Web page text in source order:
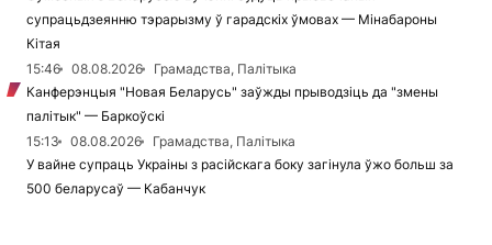
супрацьдзеянню тэрарызму ў гарадскіх ўмовах — Мінабароны
Кітая
15:46
08.08.2026
Грамадства, Палітыка
Канферэнцыя "Новая Беларусь" заўжды прыводзіць да "змены
палітык" — Баркоўскі
15:13
08.08.2026
Грамадства, Палітыка
У вайне супраць Украіны з расійскага боку загінула ўжо больш за
500 беларусаў — Кабанчук